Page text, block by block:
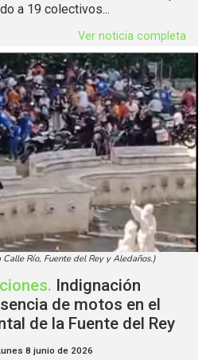
a 19 colectivos...
Ver noticia completa
Río, Fuente del Rey y Aledaños.)
. Indignación
de motos en el
de la Fuente del Rey
8 junio de 2026